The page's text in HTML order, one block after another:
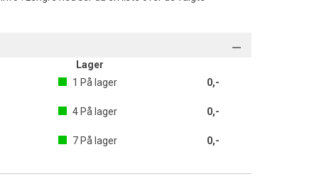
Lager
1 På lager 0,-
4På lager 0,-
7På lager 0,-